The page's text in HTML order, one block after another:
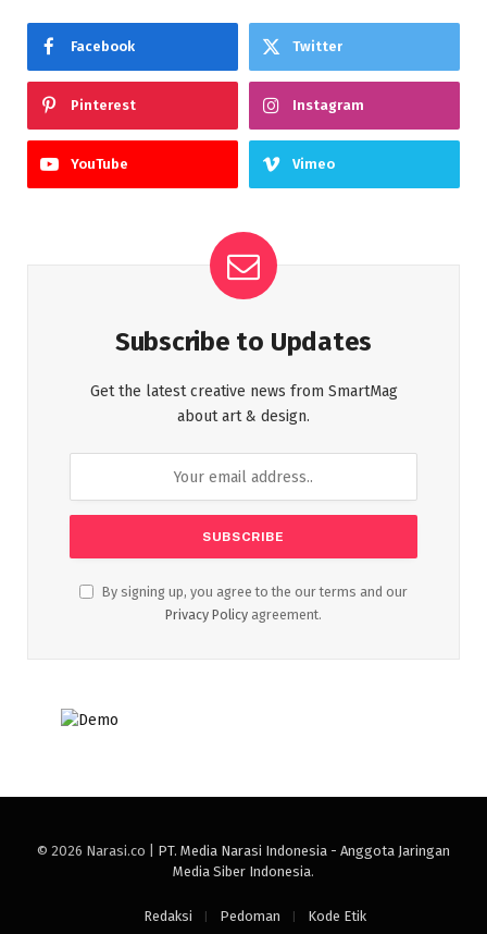
Facebook Twitter
Pinterest Instagram
YouTube Vimeo
Subscribe to Updates
Get the latest creative news from SmartMag
about art & design.
By signing up, you agree to the our terms and our
Privacy Policy agreement.
© 2026 Narasi.co | PT. Media Narasi Indonesia - Anggota Jaringan
Media Siber Indonesia.
Redaksi Pedoman Kode Etik